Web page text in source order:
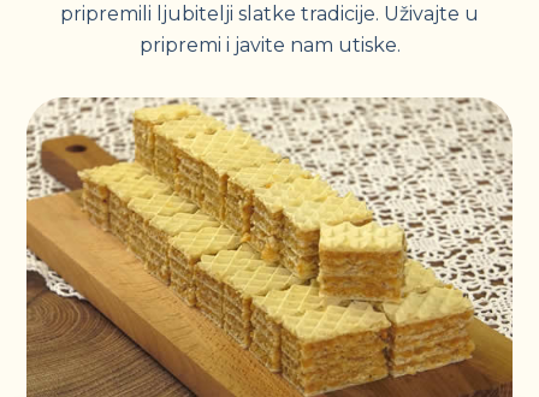
pripremili ljubitelji slatke tradicije. Uživajte u
pripremi i javite nam utiske.